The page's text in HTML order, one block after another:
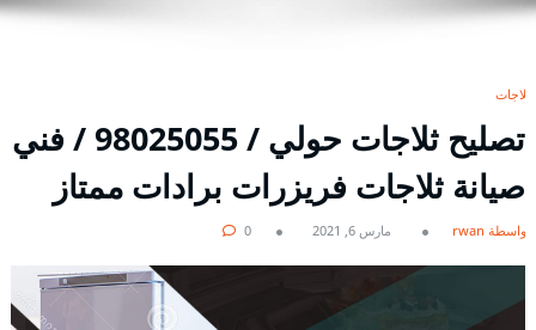
ثلاجات
تصليح ثلاجات حولي / 98025055 / فني
صيانة ثلاجات فريزرات برادات ممتاز
بواسطة rwan مارس 6, 2021 0